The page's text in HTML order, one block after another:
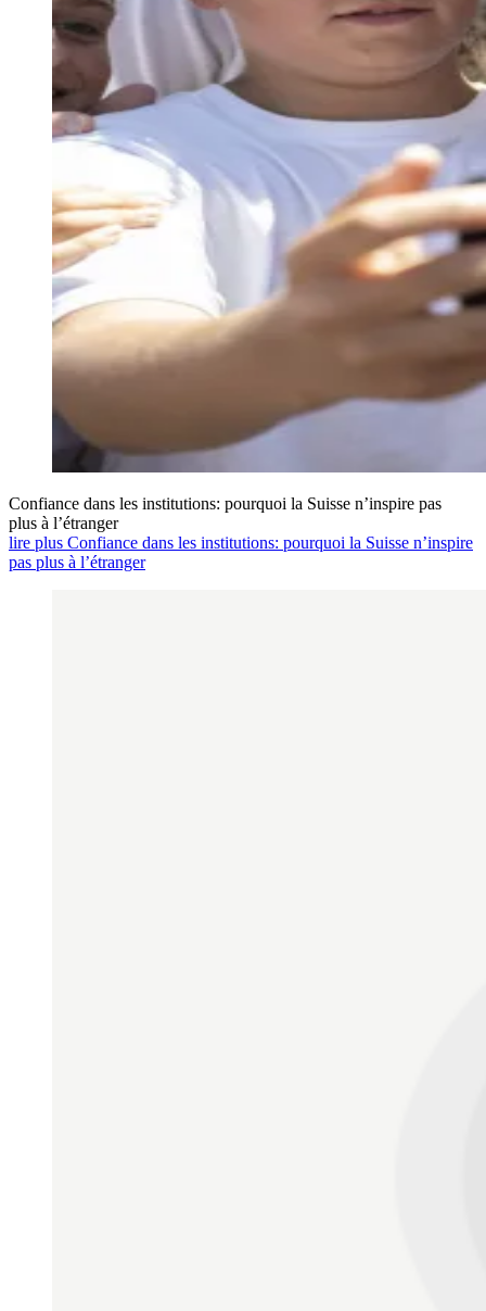
Confiance dans les institutions: pourquoi la Suisse n’inspire pas
plus à l’étranger
lire plus Confiance dans les institutions: pourquoi la Suisse n’inspire
pas plus à l’étranger